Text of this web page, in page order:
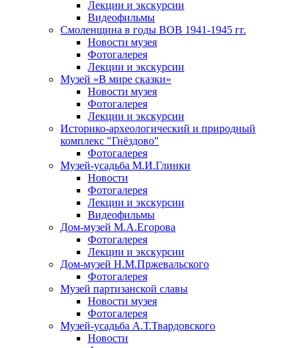
Лекции и экскурсии
Видеофильмы
Смоленщина в годы ВОВ 1941-1945 гг.
Новости музея
Фотогалерея
Лекции и экскурсии
Музей «В мире сказки»
Новости музея
Фотогалерея
Лекции и экскурсии
Историко-археологический и природный
комплекс "Гнёздово"
Фотогалерея
Музей-усадьба М.И.Глинки
Новости
Фотогалерея
Лекции и экскурсии
Видеофильмы
Дом-музей М.А.Егорова
Фотогалерея
Лекции и экскурсии
Дом-музей Н.М.Пржевальского
Фотогалерея
Музей партизанской славы
Новости музея
Фотогалерея
Музей-усадьба А.Т.Твардовского
Новости